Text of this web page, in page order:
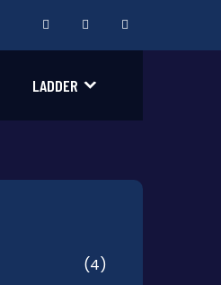
LADDER
(4)